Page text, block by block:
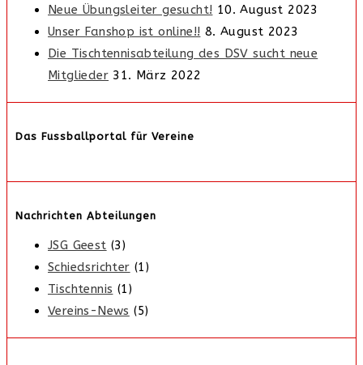
Neue Übungsleiter gesucht! 10. August 2023
Unser Fanshop ist online!! 8. August 2023
Die Tischtennisabteilung des DSV sucht neue
Mitglieder 31. März 2022
Das Fussballportal für Vereine
Nachrichten Abteilungen
JSG Geest (3)
Schiedsrichter (1)
Tischtennis (1)
Vereins-News (5)